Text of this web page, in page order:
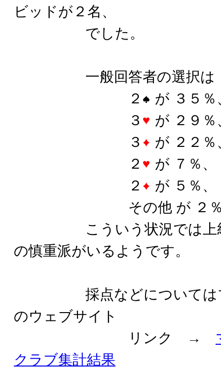
ビッドが２名、
でした。
一般回答者の選択は
２
が ３５％
３
が ２９％
３
が ２２％
２
が ７％、
２
が ５％、
その他 が ２％
こういう状況では上級
の慎重派がいるようです。
採点などについてはブ
のウェブサイト
リンク →
クラブ集計結果